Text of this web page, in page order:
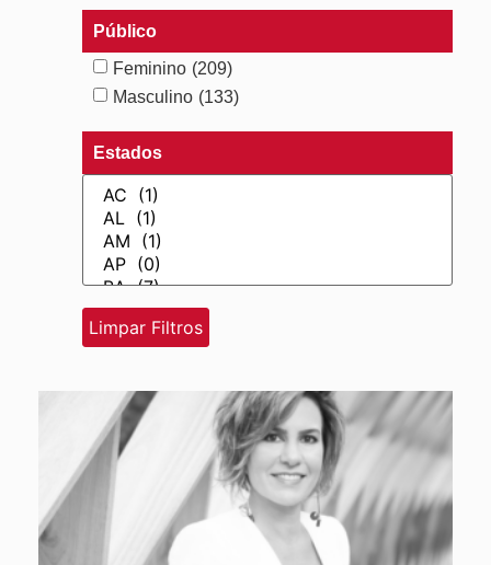
Público
Feminino (209)
Masculino (133)
Estados